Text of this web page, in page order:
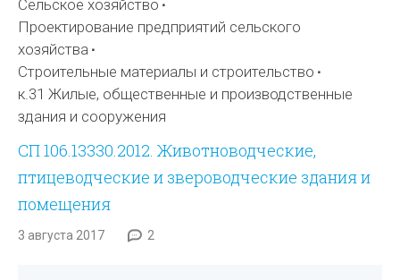
Сельское хозяйство
Проектирование предприятий сельского
хозяйства
Строительные материалы и строительство
к.31 Жилые, общественные и производственные
здания и сооружения
СП 106.13330.2012. Животноводческие,
птицеводческие и звероводческие здания и
помещения
3 августа 2017 2